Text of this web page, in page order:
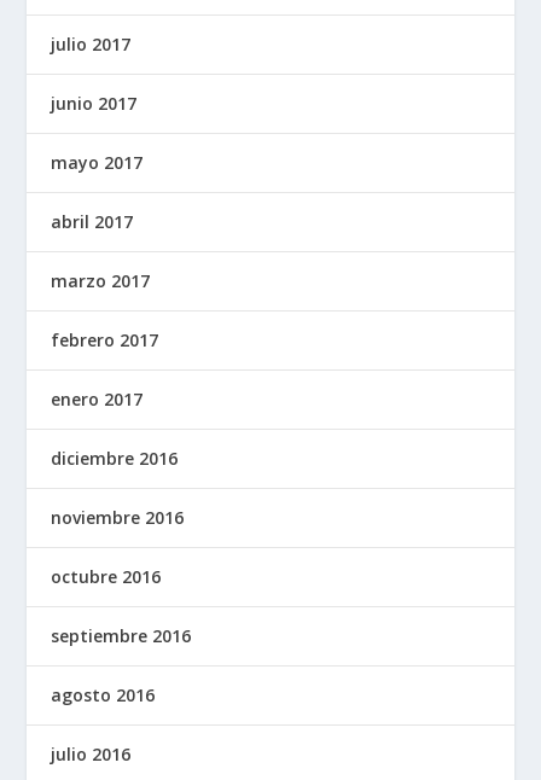
julio 2017
junio 2017
mayo 2017
abril 2017
marzo 2017
febrero 2017
enero 2017
diciembre 2016
noviembre 2016
octubre 2016
septiembre 2016
agosto 2016
julio 2016